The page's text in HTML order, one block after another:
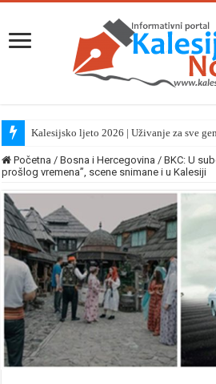
Kalesijsko ljeto 2026 | Uživanje za sve
Početna / Bosna i Hercegovina / BKC: U
prošlog vremena”, scene snimane i u Kalesiji